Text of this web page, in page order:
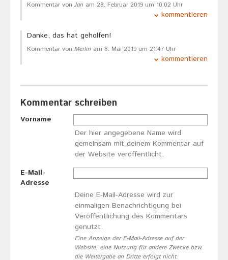
Kommentar von Jan am 28. Februar 2019 um 10:02 Uhr
kommentieren
Danke, das hat geholfen!
Kommentar von Merlin am 8. Mai 2019 um 21:47 Uhr
kommentieren
Kommentar schreiben
Vorname
Der hier angegebene Name wird
gemeinsam mit deinem Kommentar auf
der Website veröffentlicht.
E-Mail-
Adresse
Deine E-Mail-Adresse wird zur
einmaligen Benachrichtigung bei
Veröffentlichung des Kommentars
genutzt.
Eine Anzeige der E-Mail-Adresse auf der
Website, eine Nutzung für andere Zwecke bzw.
die Weitergabe an Dritte erfolgt nicht.